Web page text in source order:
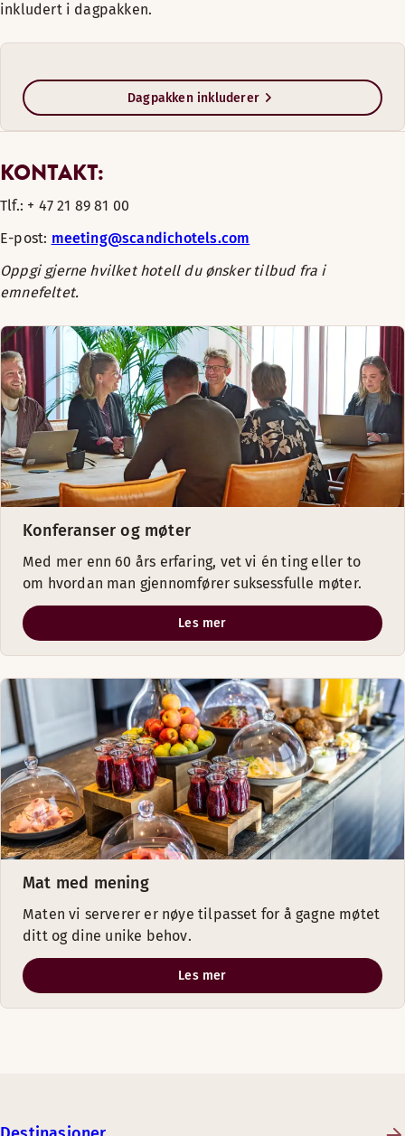
inkludert i dagpakken.
Dagpakken inkluderer
KONTAKT:
Tlf.: + 47 21 89 81 00
E-post: meeting@scandichotels.com
Oppgi gjerne hvilket hotell du ønsker tilbud fra i
emnefeltet.
Konferanser og møter
Med mer enn 60 års erfaring, vet vi én ting eller to
om hvordan man gjennomfører suksessfulle møter.
Les mer
Mat med mening
Maten vi serverer er nøye tilpasset for å gagne møtet
ditt og dine unike behov.
Les mer